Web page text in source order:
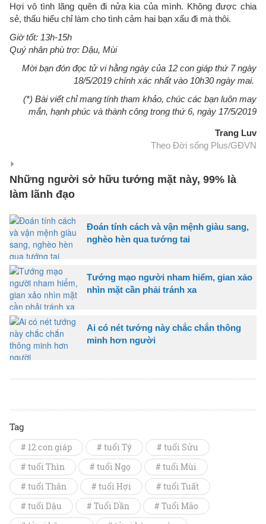
Hợi vô tình lãng quên đi nửa kia của mình. Không được chia
sẻ, thấu hiểu chỉ làm cho tình cảm hai bạn xấu đi mà thôi.
Giờ tốt: 13h-15h
Quý nhân phù trợ: Dậu, Mùi
Mời bạn đón đọc tử vi hằng ngày của 12 con giáp thứ 7 ngày
18/5/2019 chính xác nhất vào 10h30 ngày mai.
(*) Bài viết chỉ mang tính tham khảo, chúc các bạn luôn may
mắn, hạnh phúc và thành công trong thứ 6, ngày 17/5/2019
Trang Luv
Theo Đời sống Plus/GĐVN
Những người sở hữu tướng mặt này, 99% là
làm lãnh đạo
Đoán tính cách và vận mệnh giàu sang,
nghèo hèn qua tướng tai
Tướng mạo người nham hiểm, gian xảo
nhìn mặt cần phải tránh xa
Ai có nét tướng này chắc chắn thông
minh hơn người
Tag
# 12 con giáp # tuổi Tý
# tuổi Sửu
# tuổi Thìn
# tuổi Ngọ
# tuổi Mùi
# tuổi Thân
# tuổi Hợi
# tuổi Tuất
# tuổi Dậu
# Tuổi Dần
# Tuổi Mão